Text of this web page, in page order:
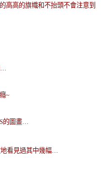
高高的旗幟和不抬頭不會注意到
~
的圖畫
看見過其中幾幅